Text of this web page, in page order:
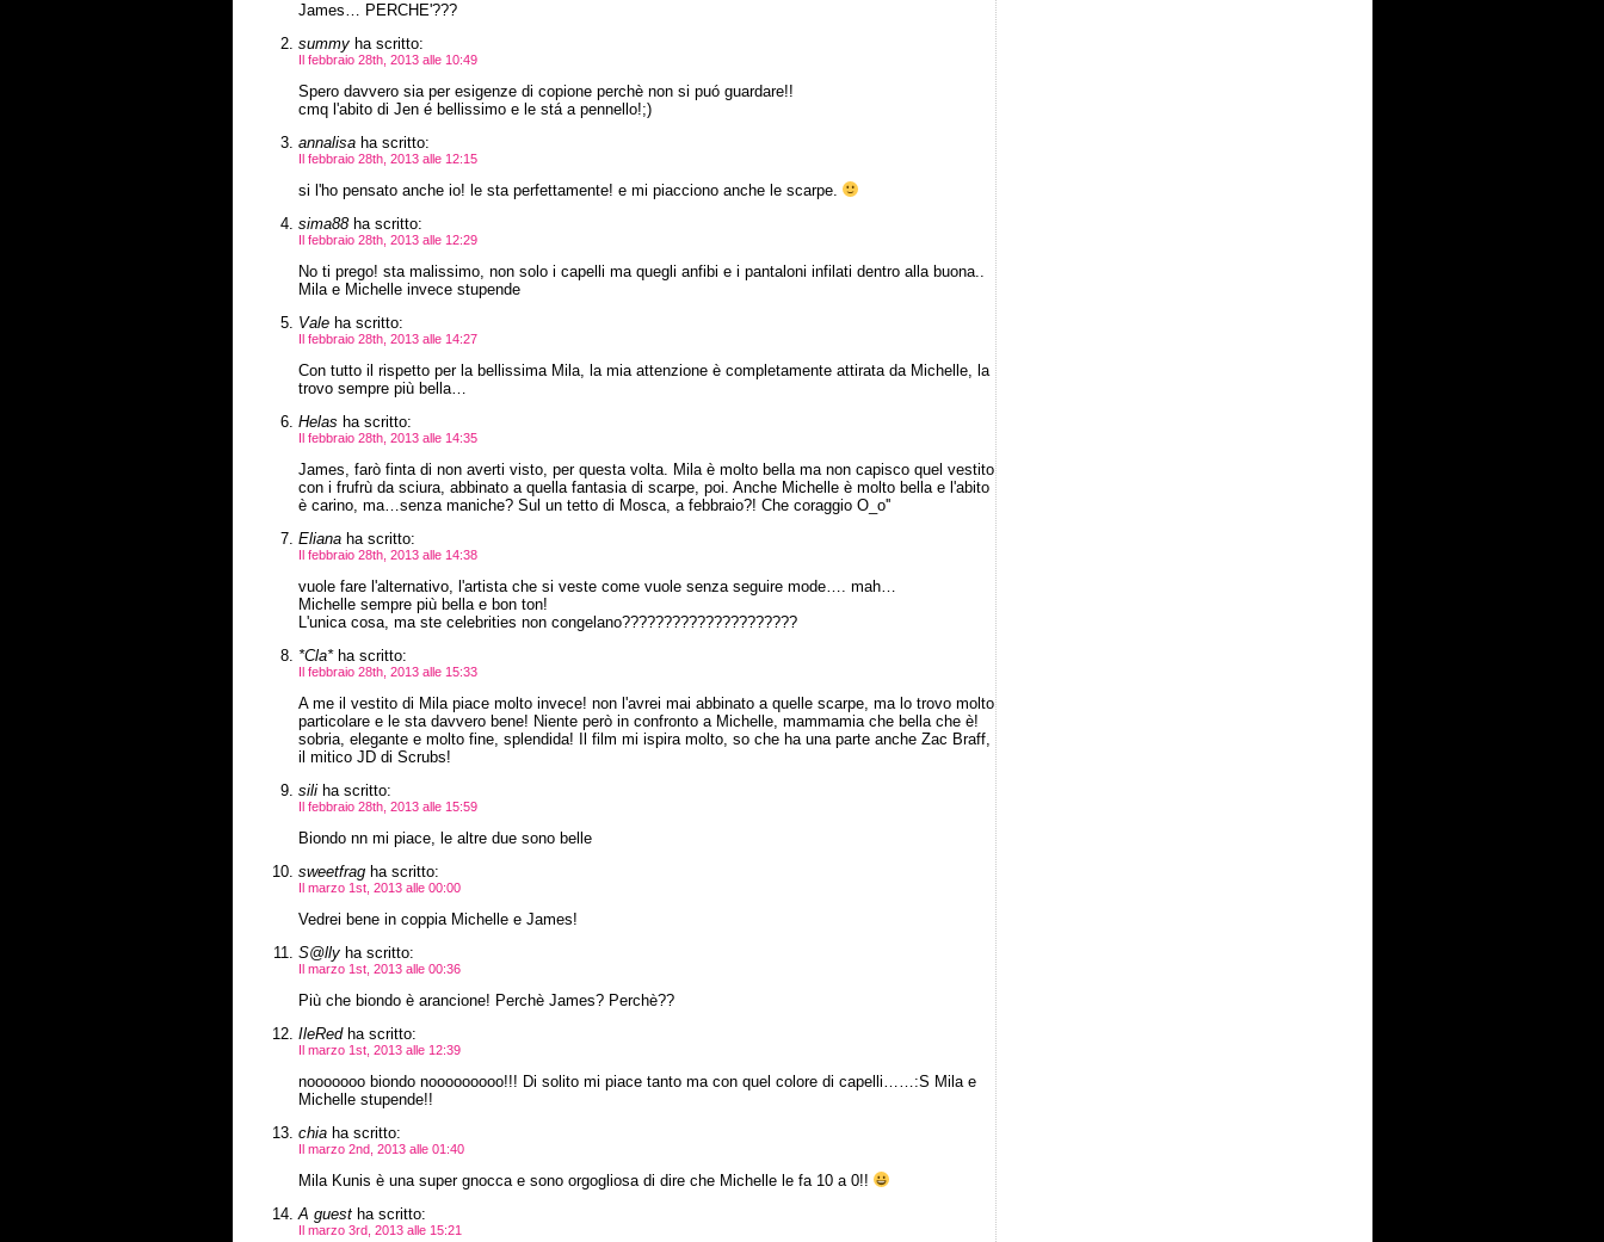
James… PERCHE'???
summyha scritto:
Il febbraio 28th, 2013 alle 10:49
Spero davvero sia per esigenze di copione perchè non si puó guardare!!
cmq l'abito di Jen é bellissimo e le stá a pennello!;)
annalisaha scritto:
Il febbraio 28th, 2013 alle 12:15
si l'ho pensato anche io! le sta perfettamente! e mi piacciono anche le scarpe.
sima88ha scritto:
Il febbraio 28th, 2013 alle 12:29
No ti prego! sta malissimo, non solo i capelli ma quegli anfibi e i pantaloni infilati dentro alla buona..
Mila e Michelle invece stupende
Valeha scritto:
Il febbraio 28th, 2013 alle 14:27
Con tutto il rispetto per la bellissima Mila, la mia attenzione è completamente attirata da Michelle, la
trovo sempre più bella…
Helas ha scritto:
Il febbraio 28th, 2013 alle 14:35
James, farò finta di non averti visto, per questa volta. Mila è molto bella ma non capisco quel vestito
con i frufrù da sciura, abbinato a quella fantasia di scarpe, poi. Anche Michelle è molto bella e l'abito
è carino, ma…senza maniche? Sul un tetto di Mosca, a febbraio?! Che coraggio O_o''
Elianaha scritto:
Il febbraio 28th, 2013 alle 14:38
vuole fare l'alternativo, l'artista che si veste come vuole senza seguire mode…. mah…
Michelle sempre più bella e bon ton!
L'unica cosa, ma ste celebrities non congelano?????????????????????
*Cla*ha scritto:
Il febbraio 28th, 2013 alle 15:33
A me il vestito di Mila piace molto invece! non l'avrei mai abbinato a quelle scarpe, ma lo trovo molto
particolare e le sta davvero bene! Niente però in confronto a Michelle, mammamia che bella che è!
sobria, elegante e molto fine, splendida! Il film mi ispira molto, so che ha una parte anche Zac Braff,
il mitico JD di Scrubs!
siliha scritto:
Il febbraio 28th, 2013 alle 15:59
Biondo nn mi piace, le altre due sono belle
sweetfragha scritto:
Il marzo 1st, 2013 alle 00:00
Vedrei bene in coppia Michelle e James!
S@llyha scritto:
Il marzo 1st, 2013 alle 00:36
Più che biondo è arancione! Perchè James? Perchè??
IleRedha scritto:
Il marzo 1st, 2013 alle 12:39
nooooooo biondo nooooooooo!!! Di solito mi piace tanto ma con quel colore di capelli……:S Mila e
Michelle stupende!!
chiaha scritto:
Il marzo 2nd, 2013 alle 01:40
Mila Kunis è una super gnocca e sono orgogliosa di dire che Michelle le fa 10 a 0!!
A guestha scritto:
Il marzo 3rd, 2013 alle 15:21